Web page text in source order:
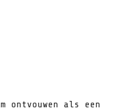
ontvouwen als een